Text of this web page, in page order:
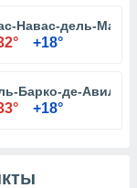
Навас-дель-
+18°
Барко-де-Авила
+18°